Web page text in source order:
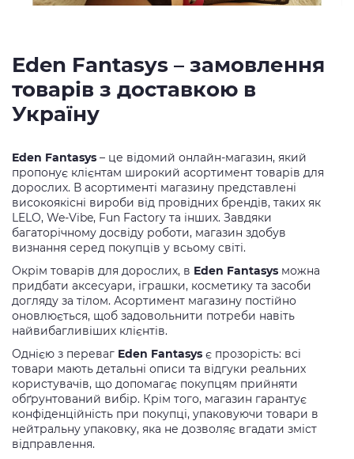
Eden Fantasys – замовлення
товарів з доставкою в
Україну
Eden Fantasys – це відомий онлайн-магазин, який
пропонує клієнтам широкий асортимент товарів для
дорослих. В асортименті магазину представлені
високоякісні вироби від провідних брендів, таких як
LELO, We-Vibe, Fun Factory та інших. Завдяки
багаторічному досвіду роботи, магазин здобув
визнання серед покупців у всьому світі.
Окрім товарів для дорослих, в Eden Fantasys можна
придбати аксесуари, іграшки, косметику та засоби
догляду за тілом. Асортимент магазину постійно
оновлюється, щоб задовольнити потреби навіть
найвибагливіших клієнтів.
Однією з переваг Eden Fantasys є прозорість: всі
товари мають детальні описи та відгуки реальних
користувачів, що допомагає покупцям прийняти
обґрунтований вибір. Крім того, магазин гарантує
конфіденційність при покупці, упаковуючи товари в
нейтральну упаковку, яка не дозволяє вгадати зміст
відправлення.